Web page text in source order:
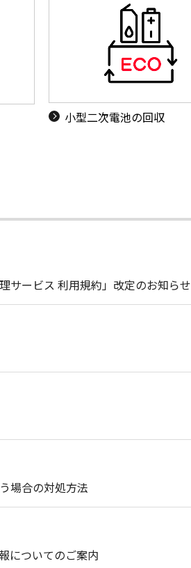
小型二次電池の回収
サービス 利用規約」改定のお知らせ
場合の対処方法
についてのご案内